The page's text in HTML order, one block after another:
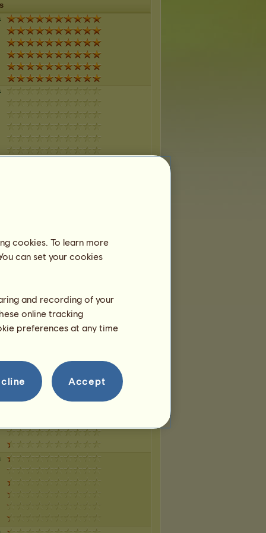
cookies. To learn more
can set your cookies
and recording of your
online tracking
preferences at any time
Accept